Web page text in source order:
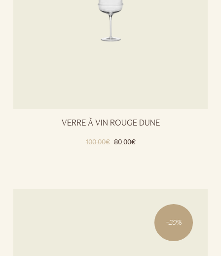
VERRE À VIN ROUGE DUNE
100.00€ 80.00€
-20%